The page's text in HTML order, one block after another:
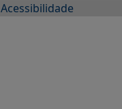
Acessibilidade